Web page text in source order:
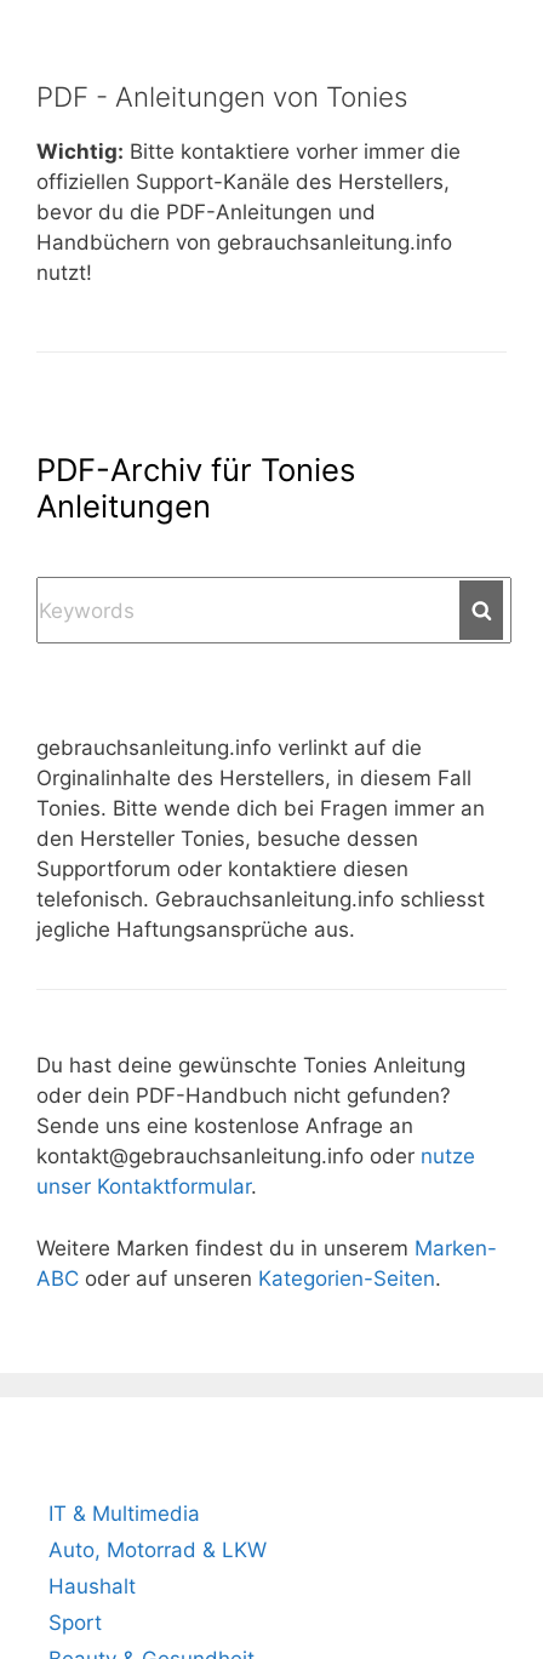
PDF - Anleitungen von Tonies
Wichtig: Bitte kontaktiere vorher immer die
offiziellen Support-Kanäle des Herstellers,
bevor du die PDF-Anleitungen und
Handbüchern von gebrauchsanleitung.info
nutzt!
PDF-Archiv für Tonies
Anleitungen
gebrauchsanleitung.info verlinkt auf die
Orginalinhalte des Herstellers, in diesem Fall
Tonies. Bitte wende dich bei Fragen immer an
den Hersteller Tonies, besuche dessen
Supportforum oder kontaktiere diesen
telefonisch. Gebrauchsanleitung.info schliesst
jegliche Haftungsansprüche aus.
Du hast deine gewünschte Tonies Anleitung
oder dein PDF-Handbuch nicht gefunden?
Sende uns eine kostenlose Anfrage an
kontakt@gebrauchsanleitung.info oder nutze
unser Kontaktformular.
Weitere Marken findest du in unserem Marken-
ABC oder auf unseren Kategorien-Seiten.
IT & Multimedia
Auto, Motorrad & LKW
Haushalt
Sport